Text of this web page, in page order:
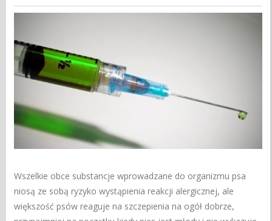
Wszelkie obce substancje wprowadzane do organizmu psa
niosą ze sobą ryzyko wystąpienia reakcji alergicznej, ale
większość psów reaguje na szczepienia na ogół dobrze,